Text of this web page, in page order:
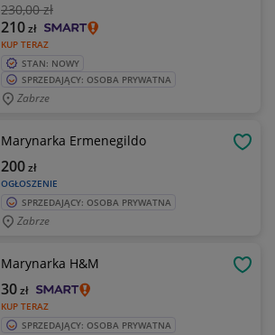
230,00 zł
KUP TERAZ
210zł
STAN: NOWY
SPRZEDAJĄCY: OSOBA PRYWATNA
Zabrze
Marynarka Ermenegildo
OGŁOSZENIE
200zł
SPRZEDAJĄCY: OSOBA PRYWATNA
Zabrze
Marynarka H&M
KUP TERAZ
30zł
SPRZEDAJĄCY: OSOBA PRYWATNA